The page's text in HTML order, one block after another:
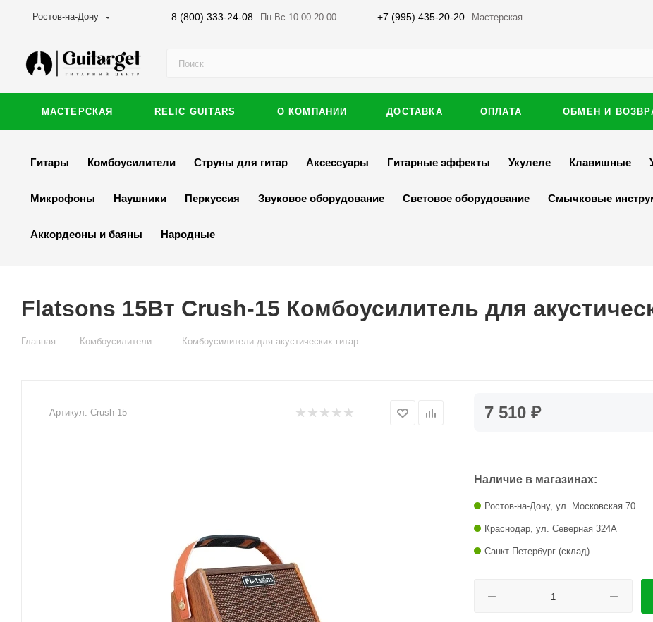
Ростов-на-Дону 8 (800) 333-24-08 Пн-Вс 10.00-20.00 +7 (995) 435-20-20 Мастерская
МАСТЕРСКАЯ RELIC GUITARS О КОМПАНИИ ДОСТАВКА ОПЛАТА ОБМЕН И
Гитары Комбоусилители Струны для гитар Аксессуары Гитарные эффекты Укулеле Клавишные
Микрофоны Наушники Перкуссия Звуковое оборудование Световое оборудование Смычковые
Аккордеоны и баяны Народные
Flatsons 15Вт Crush-15 Комбоусилитель для
Главная — Комбоусилители — Комбоусилители для акустических гитар
Артикул: Crush-15 7 510 ₽
Наличие в магазинах:
Краснодар, ул. Северная 324А
Ростов-на-Дону, ул. Московская 70
Санкт Петербург (склад)